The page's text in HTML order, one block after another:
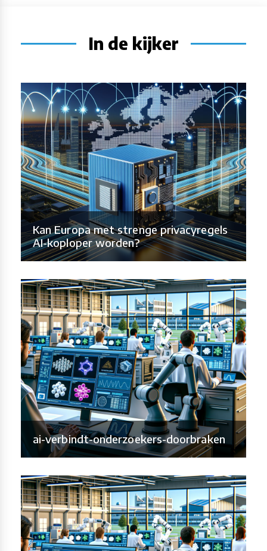
In de kijker
Kan Europa met strenge privacyregels
AI-koploper worden?
ai-verbindt-onderzoekers-doorbraken